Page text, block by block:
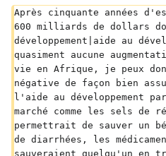
Après cinquante années
600 milliards de dollars
développement|aide au
quasiment aucune
vie en Afrique, je peux
négative de façon bien
l'aide au développement
marché comme les sels de
permettrait de sauver un
de diarrhées, les
sauveraient quelqu'un en